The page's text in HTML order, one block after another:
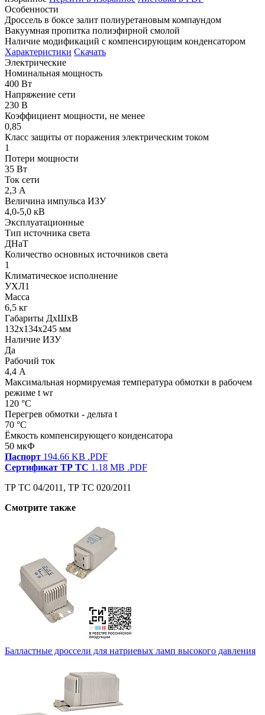
Особенности
Дроссель в боксе залит полиуретановым компаундом
Вакуумная пропитка полиэфирной смолой
Наличие модификаций с компенсирующим конденсатором
Характеристики Скачать
Электрические
Номинальная мощность
400 Вт
Напряжение сети
230 В
Коэффициент мощности, не менее
0,85
Класс защиты от поражения электрическим током
1
Потери мощности
35 Вт
Ток сети
2,3 А
Величина импульса ИЗУ
4,0-5,0 кВ
Эксплуатационные
Тип источника света
ДНаТ
Количество основных источников света
1
Климатическое исполнение
УХЛ1
Масса
6,5 кг
Габариты ДхШхВ
132x134x245 мм
Наличие ИЗУ
Да
Рабочий ток
4,4 А
Максимальная нормируемая температура обмотки в рабочем
режиме t wr
120 °С
Перегрев обмотки - дельта t
70 °С
Ёмкость компенсирующего конденсатора
50 мкФ
Паспорт 194.66 KB .PDF
Сертификат ТР ТС 1.18 MB .PDF
ТР ТС 04/2011, ТР ТС 020/2011
Смотрите также
Балластные дроссели для натриевых ламп высокого давления